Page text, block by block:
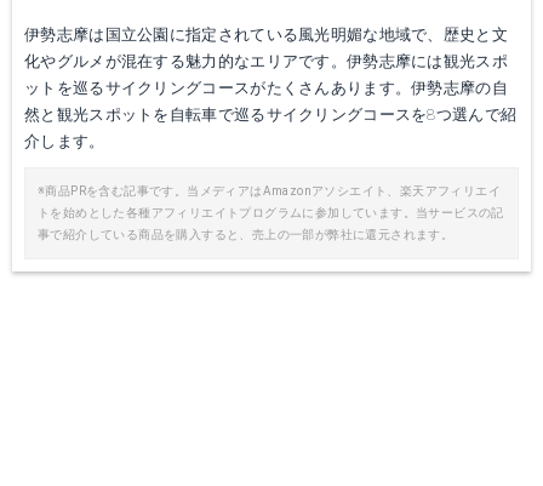
伊勢志摩は国立公園に指定されている風光明媚な地域で、歴史と文
化やグルメが混在する魅力的なエリアです。伊勢志摩には観光スポ
ットを巡るサイクリングコースがたくさんあります。伊勢志摩の自
然と観光スポットを自転車で巡るサイクリングコースを8つ選んで紹
介します。
※商品PRを含む記事です。当メディアはAmazonアソシエイト、楽天アフィリエイ
トを始めとした各種アフィリエイトプログラムに参加しています。当サービスの記
事で紹介している商品を購入すると、売上の一部が弊社に還元されます。